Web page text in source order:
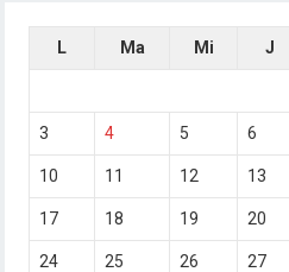
L Ma Mi J
3 4 5 6
10 11 12 13
17 18 19 20
24 25 26 27